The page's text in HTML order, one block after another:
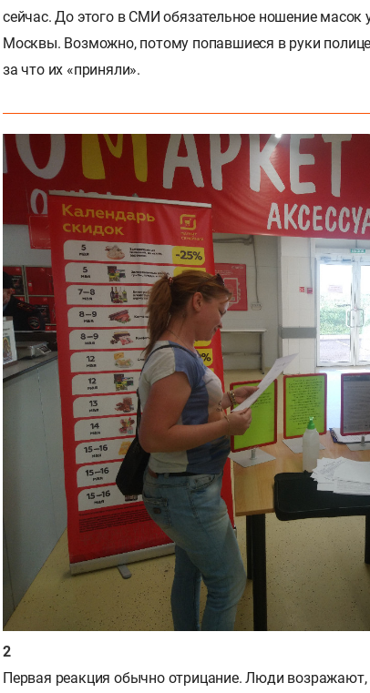
сейчас. До этого в СМИ обязательное ношение масок
Москвы. Возможно, потому попавшиеся в руки
за что их «приняли».
Первая реакция обычно отрицание. Люди